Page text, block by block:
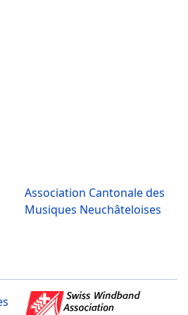
Association Cantonale des
Musiques Neuchâteloises